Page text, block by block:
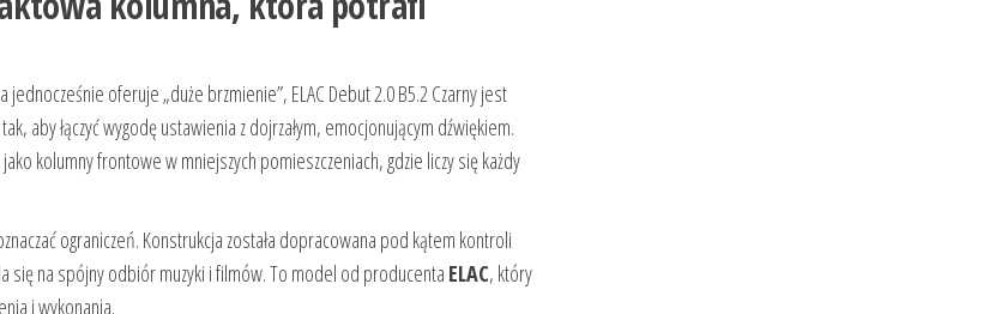
oferuje „duże brzmienie”, ELAC Debut 2.0 B5.2 Czarny jest
aby łączyć wygodę ustawienia z dojrzałym, emocjonującym dźwiękiem.
kolumny frontowe w mniejszych pomieszczeniach, gdzie liczy się każdy
ograniczeń. Konstrukcja została dopracowana pod kątem kontroli
się na spójny odbiór muzyki i filmów. To model od producenta ELAC, który
i wykonania.